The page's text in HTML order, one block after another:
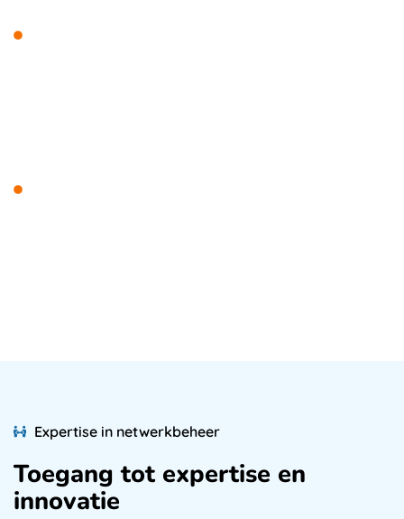
Expertise in netwerkbeheer
Toegang tot expertise en
innovatie